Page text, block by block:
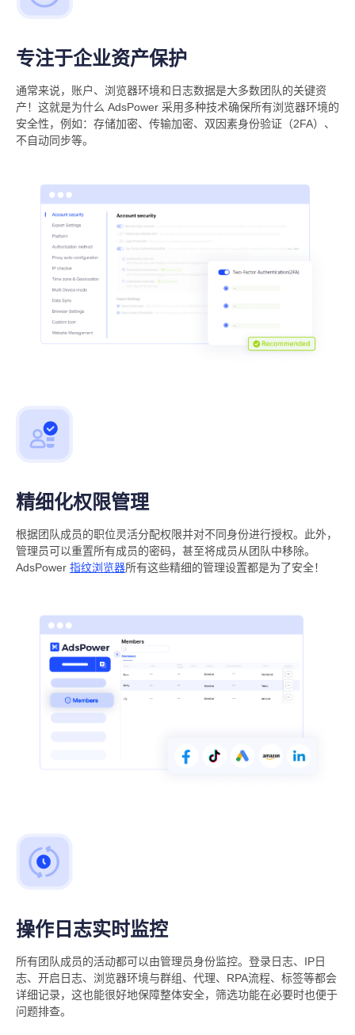
专注于企业资产保护
通常来说，账户、浏览器环境和日志数据是大多数团队的关键资
产！这就是为什么 AdsPower 采用多种技术确保所有浏览器环境的
安全性，例如：存储加密、传输加密、双因素身份验证（2FA）、
不自动同步等。
精细化权限管理
根据团队成员的职位灵活分配权限并对不同身份进行授权。此外，
管理员可以重置所有成员的密码，甚至将成员从团队中移除。
AdsPower 指纹浏览器所有这些精细的管理设置都是为了安全！
操作日志实时监控
所有团队成员的活动都可以由管理员身份监控。登录日志、IP日
志、开启日志、浏览器环境与群组、代理、RPA流程、标签等都会
详细记录，这也能很好地保障整体安全，筛选功能在必要时也便于
问题排查。